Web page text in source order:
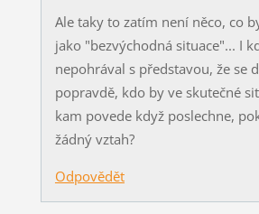
Ale taky to zatím není něco, co
jako "bezvýchodná situace"... I
nepohrával s představou, že se
popravdě, kdo by ve skutečné
kam povede když poslechne,
žádný vztah?
Odpovědět